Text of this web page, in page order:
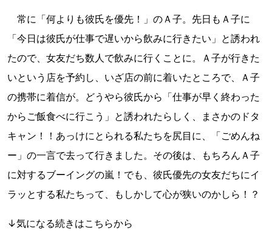
常に「何よりも彼氏を優先！」のＡ子。先日もＡ子に
「今日は彼氏が仕事で遅いから飲みに行きたい」と誘われ
たので、女友だち数人で飲みに行くことに。Ａ子が行きた
いという店を予約し、いざ店の前に着いたところで、Ａ子
の携帯に着信が。どうやら彼氏から「仕事が早く終わった
からご飯食べに行こう」と誘われたらしく、まさかのドタ
キャン！！あっけにとられる私たちを尻目に、「ごめんね
ー」の一言で去って行きました。その後は、もちろんＡ子
に対するブーイングの嵐！でも、彼氏優先の女友だちにイ
ラッとする私たちって、もしかして心が狭いのかしら！？
↓気になる続きはこちらから